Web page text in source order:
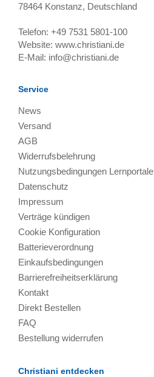
78464 Konstanz, Deutschland
Telefon: +49 7531 5801-100
Website: www.christiani.de
E-Mail: info@christiani.de
Service
News
Versand
AGB
Widerrufsbelehrung
Nutzungsbedingungen Lernportale
Datenschutz
Impressum
Verträge kündigen
Cookie Konfiguration
Batterieverordnung
Einkaufsbedingungen
Barrierefreiheitserklärung
Kontakt
Direkt Bestellen
FAQ
Bestellung widerrufen
Christiani entdecken